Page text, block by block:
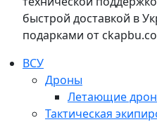
быстрой доставкой в
подарками от
ВСУ
Дроны
Летающие
Тактическая